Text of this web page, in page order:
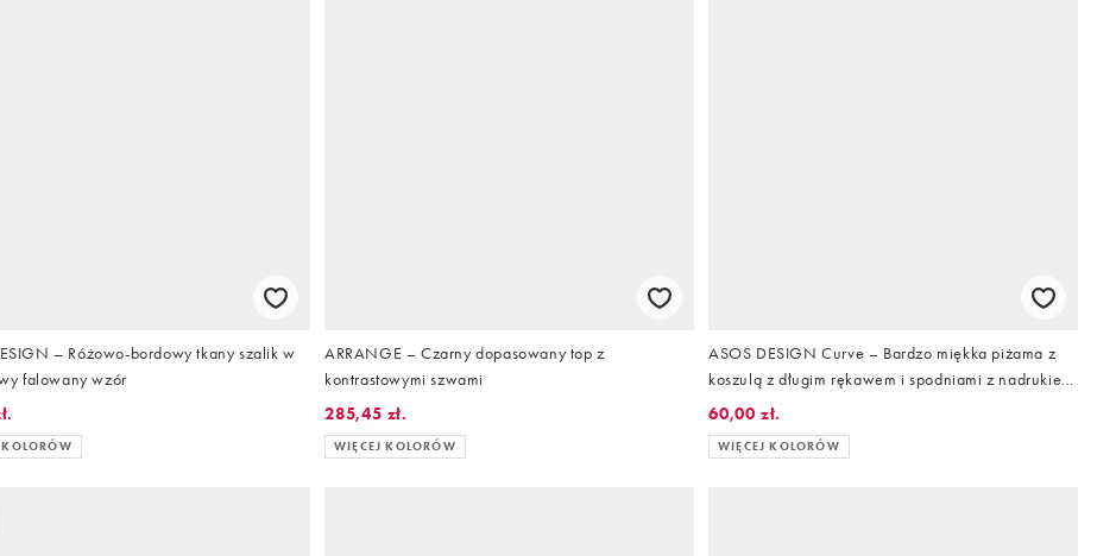
– Różowo-bordowy tkany szalik w
falowany wzór
ARRANGE – Czarny dopasowany top z
kontrastowymi szwami
285,45 zł.
WIĘCEJ KOLORÓW
ASOS DESIGN Curve – Bardzo miękka piżama z
koszulą z długim rękawem i spodniami z nadrukiem
ze świątecznymi drinkami i kontrastowymi
lamówkami
60,00 zł.
WIĘCEJ KOLORÓW